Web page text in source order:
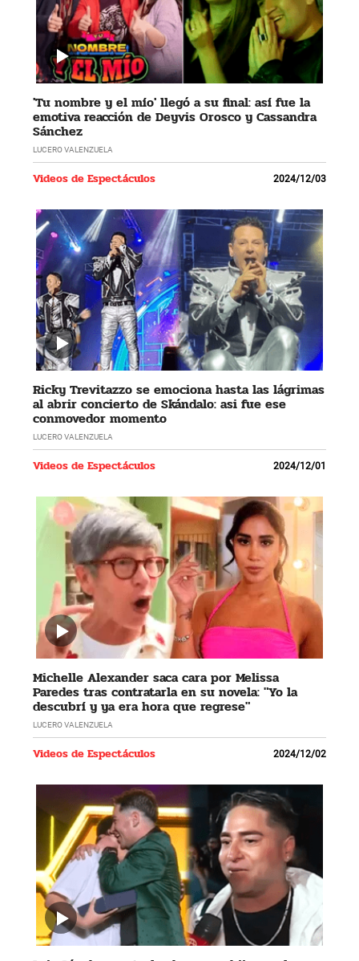
'Tu nombre y el mío' llegó a su final: así fue la
emotiva reacción de Deyvis Orosco y Cassandra
Sánchez
LUCERO VALENZUELA
Videos de Espectáculos 2024/12/03
Ricky Trevitazzo se emociona hasta las lágrimas
al abrir concierto de Skándalo: asi fue ese
conmovedor momento
LUCERO VALENZUELA
Videos de Espectáculos 2024/12/01
Michelle Alexander saca cara por Melissa
Paredes tras contratarla en su novela: "Yo la
descubrí y ya era hora que regrese"
LUCERO VALENZUELA
Videos de Espectáculos 2024/12/02